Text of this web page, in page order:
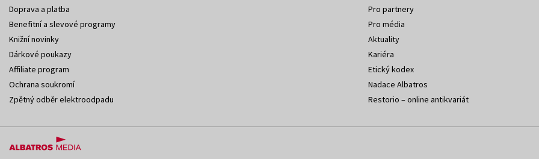
Doprava a platba
Benefitní a slevové programy
Knižní novinky
Dárkové poukazy
Affiliate program
Ochrana soukromí
Zpětný odběr elektroodpadu
Pro partnery
Pro média
Aktuality
Kariéra
Etický kodex
Nadace Albatros
Restorio – online antikvariát